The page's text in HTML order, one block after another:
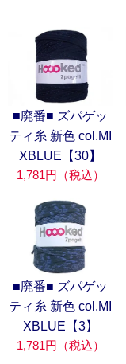
■廃番■ ズパゲッ
ティ糸 新色 col.MI
XBLUE【30】
1,781円（税込）
■廃番■ ズパゲッ
ティ糸 新色 col.MI
XBLUE【3】
1,781円（税込）